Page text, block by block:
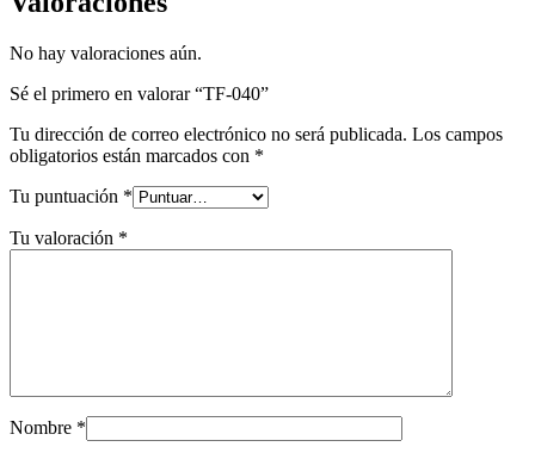
No hay valoraciones aún.
Sé el primero en valorar “TF-040”
Tu dirección de correo electrónico no será publicada. Los campos
obligatorios están marcados con *
Tu puntuación *
Tu valoración *
Nombre *